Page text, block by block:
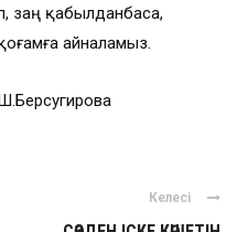
заң қабылданбаса,
айналамыз.
Келесі